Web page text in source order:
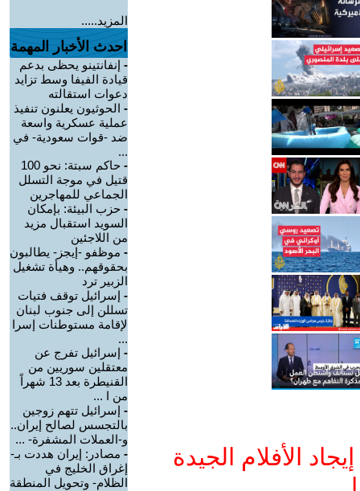
الأفلام الجيدة
المزيد.....
احدث الأخبار المهمة
- إنفانتينو يحظى بدعم
قيادة الفيفا وسط تزايد
دعوات استقالته
- الحوثيون يعلنون تنفيذ
عملية عسكرية واسعة
ضد -قوات سعودية- في
...
-
حاكم سبتة: نحو 100
قتيل في موجة التسلل
الجماعي للمهاجرين
- حزب البيئة: بإمكان
السويد استقبال مزيد
من اللاجئين
- موظفو -إيجز- يطالبون
بحقوقهم.. وهيأة تشغيل
الزبير ترد
- إسرائيل توقف فتيات
تسللن إلى جنوب لبنان
لإقامة مستوطنات إسرا
...
- إسرائيل تفرج عن
معتقلين سوريين من
القنيطرة بعد 13 شهراً
من ا ...
- إسرائيل تتهم زوجين
بالتجسس لصالح إيران..
و-العملات المشفرة- ...
- مصادر: إيران هددت بـ-
إغراق الخليج في
الظلام- وتحويل المنطقة